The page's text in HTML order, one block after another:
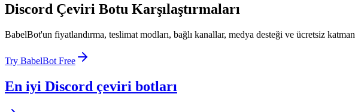
Discord Çeviri Botu Karşılaştırmaları
BabelBot'un fiyatlandırma, teslimat modları, bağlı kanallar, medya desteği ve ücretsiz
Try BabelBot Free
En iyi Discord çeviri botları